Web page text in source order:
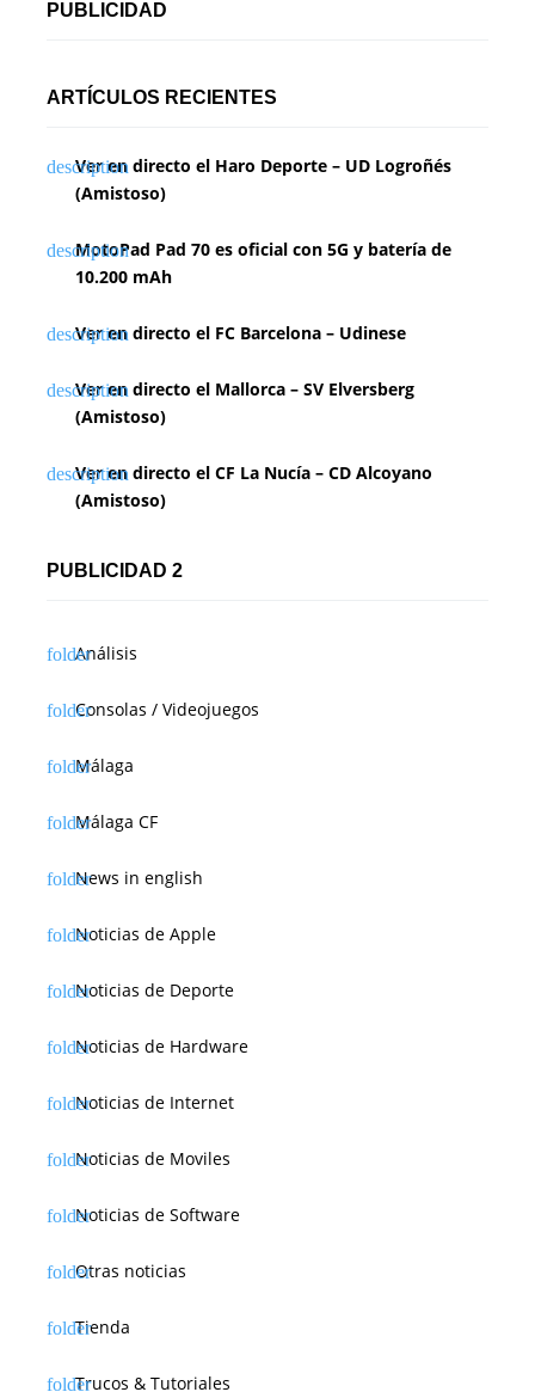
n
c
ó
e
n
a
s
PUBLICIDAD
ARTÍCULOS RECIENTES
Ver en directo el Haro Deporte – UD Logroñés
(Amistoso)
MotoPad Pad 70 es oficial con 5G y batería de
10.200 mAh
Ver en directo el FC Barcelona – Udinese
Ver en directo el Mallorca – SV Elversberg
(Amistoso)
Ver en directo el CF La Nucía – CD Alcoyano
(Amistoso)
PUBLICIDAD 2
Análisis
Consolas / Videojuegos
Málaga
Málaga CF
News in english
Noticias de Apple
Noticias de Deporte
Noticias de Hardware
Noticias de Internet
Noticias de Moviles
Noticias de Software
Otras noticias
Tienda
Trucos & Tutoriales